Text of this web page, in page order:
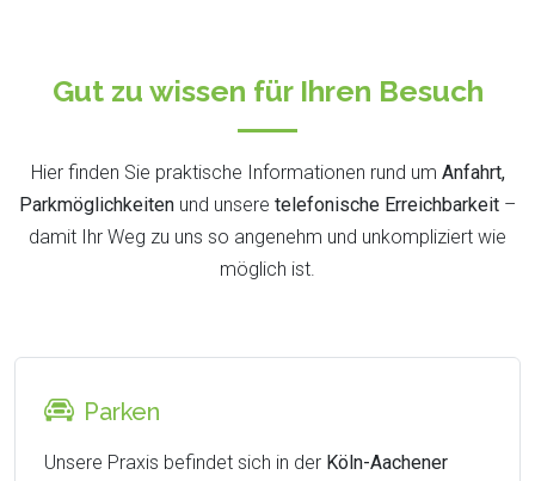
Gut zu wissen für Ihren Besuch
Hier finden Sie praktische Informationen rund um Anfahrt,
Parkmöglichkeiten und unsere telefonische Erreichbarkeit –
damit Ihr Weg zu uns so angenehm und unkompliziert wie
möglich ist.
Parken
Unsere Praxis befindet sich in der Köln-Aachener